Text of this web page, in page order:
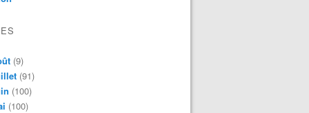
(9)
(91)
(100)
(100)